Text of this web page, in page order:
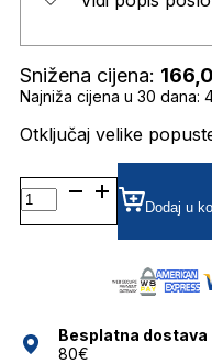
Snižena cijena:
Najniža cijena u 30 dana:
Otključaj velike
DB1005/S SUNČANE
NAOČALE
DAVID
Dodaj u
Besplatna dostava
80€